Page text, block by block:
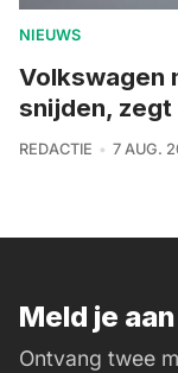
NIEUWS
Volkswagen
snijden,
REDACTIE 7 AUG.
Meld je
Ontvang twee